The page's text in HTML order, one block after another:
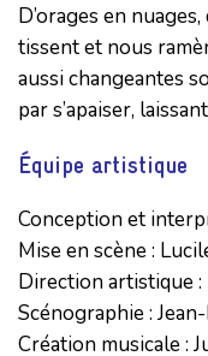
D’orages en
tissent et nous
aussi changeantes
par s’apaiser,
Équipe artistique
Conception et
Mise en scène :
Direction artistique
Scénographie :
Création musicale :